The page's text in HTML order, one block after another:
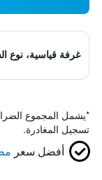
غرفة قياسية، نوع
*يشمل المجموع
تسجيل المغادرة.
أفضل سعر